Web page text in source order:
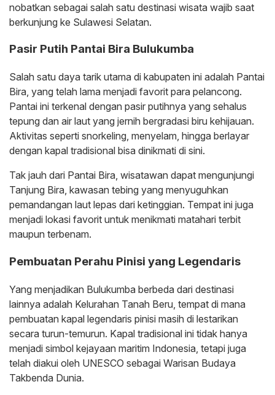
nobatkan sebagai salah satu destinasi wisata wajib saat
berkunjung ke Sulawesi Selatan.
Pasir Putih Pantai Bira Bulukumba
Salah satu daya tarik utama di kabupaten ini adalah Pantai
Bira, yang telah lama menjadi favorit para pelancong.
Pantai ini terkenal dengan pasir putihnya yang sehalus
tepung dan air laut yang jernih bergradasi biru kehijauan.
Aktivitas seperti snorkeling, menyelam, hingga berlayar
dengan kapal tradisional bisa dinikmati di sini.
Tak jauh dari Pantai Bira, wisatawan dapat mengunjungi
Tanjung Bira, kawasan tebing yang menyuguhkan
pemandangan laut lepas dari ketinggian. Tempat ini juga
menjadi lokasi favorit untuk menikmati matahari terbit
maupun terbenam.
Pembuatan Perahu Pinisi yang Legendaris
Yang menjadikan Bulukumba berbeda dari destinasi
lainnya adalah Kelurahan Tanah Beru, tempat di mana
pembuatan kapal legendaris pinisi masih di lestarikan
secara turun-temurun. Kapal tradisional ini tidak hanya
menjadi simbol kejayaan maritim Indonesia, tetapi juga
telah diakui oleh UNESCO sebagai Warisan Budaya
Takbenda Dunia.